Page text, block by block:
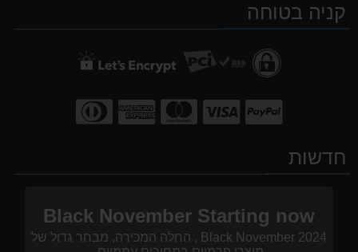
facebook
WhatsAppקניה בטוחה
חדשות
Black November Starting now
Black November 2024 , החלה המכירה, מבחר גדול של